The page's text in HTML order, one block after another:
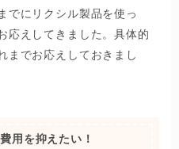
でにリクシル製品を使っ
応えしてきました。具体的
までお応えしておきまし
用を抑えたい！